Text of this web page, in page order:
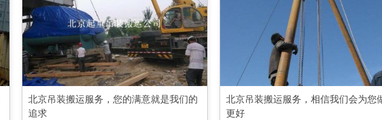
北京吊装搬运服务，您的满意就是我们的
追求
北京吊装搬运服务，相信我们会为您
更好